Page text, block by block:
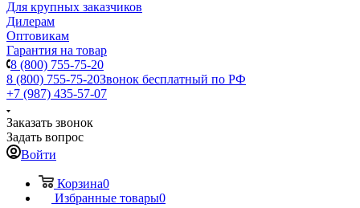
Для крупных заказчиков
Дилерам
Оптовикам
Гарантия на товар
8 (800) 755-75-20
8 (800) 755-75-20Звонок бесплатный по РФ
+7 (987) 435-57-07
Заказать звонок
Задать вопрос
Войти
Корзина0
Избранные товары0